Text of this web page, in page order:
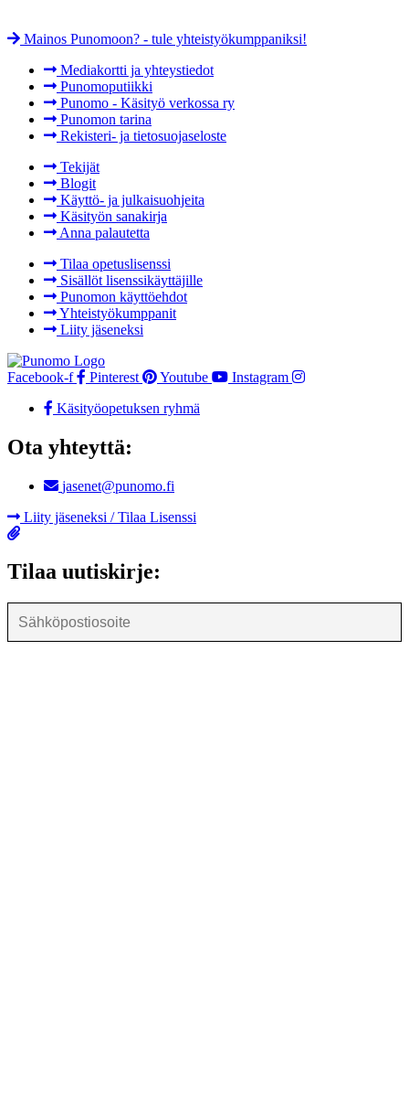
Mainos Punomoon? - tule yhteistyökumppaniksi!
Mediakortti ja yhteystiedot
Punomoputiikki
Punomo - Käsityö verkossa ry
Punomon tarina
Rekisteri- ja tietosuojaseloste
Tekijät
Blogit
Käyttö- ja julkaisuohjeita
Käsityön sanakirja
Anna palautetta
Tilaa opetuslisenssi
Sisällöt lisenssikäyttäjille
Punomon käyttöehdot
Yhteistyökumppanit
Liity jäseneksi
Facebook-f Pinterest Youtube
Instagram
Käsityöopetuksen ryhmä
Ota yhteyttä:
jasenet@punomo.fi
Liity jäseneksi / Tilaa Lisenssi
Tilaa uutiskirje: